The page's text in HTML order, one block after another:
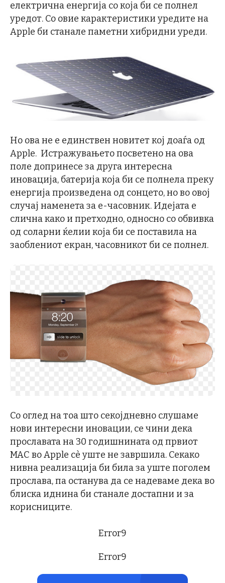
електрична енергија со која би се полнел
уредот. Со овие карактеристики уредите на
Apple би станале паметни хибридни уреди.
Но ова не е единствен новитет кој доаѓа од
Apple. Истражувањето посветено на ова
поле допринесе за друга интересна
иновација, батерија која би се полнела преку
енергија произведена од сонцето, но во овој
случај наменета за е-часовник. Идејата е
слична како и претходно, односно со обвивка
од соларни ќелии која би се поставила на
заоблениот екран, часовникот би се полнел.
Со оглед на тоа што секојдневно слушаме
нови интересни иновации, се чини дека
прославата на 30 годишнината од првиот
MAC во Apple сè уште не завршила. Секако
нивна реализација би била за уште поголем
прослава, па останува да се надеваме дека во
блиска иднина би станале достапни и за
корисниците.
Error9
Error9